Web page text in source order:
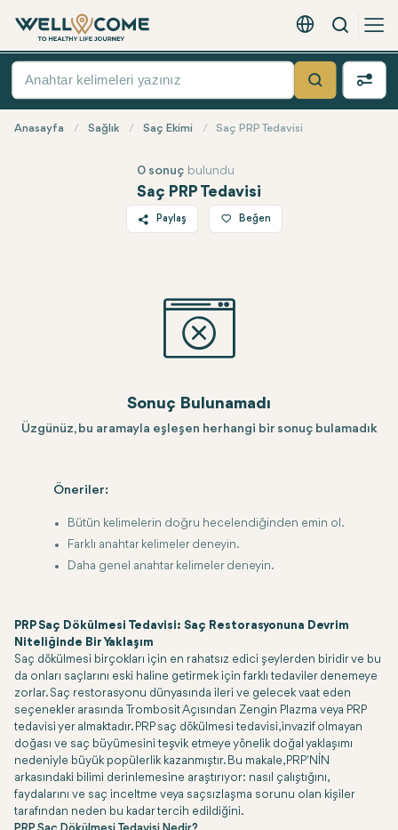
Türkçe - EUR
Arama
Hızlı
Ara
Anasayfa Sağlık Saç Ekimi Saç PRP Tedavisi
Saç PRP Tedavisi
0 sonuç bulundu
Paylaş
WhatsApp
Beğen
Sonuç Bulunamadı
Üzgünüz, bu aramayla eşleşen herhangi bir sonuç bulamadık
Öneriler:
Bütün kelimelerin doğru hecelendiğinden emin ol.
Farklı anahtar kelimeler deneyin.
Daha genel anahtar kelimeler deneyin.
PRP Saç Dökülmesi Tedavisi: Saç Restorasyonuna Devrim
Niteliğinde Bir Yaklaşım
Saç dökülmesi birçokları için en rahatsız edici şeylerden biridir ve bu
da onları saçlarını eski haline getirmek için farklı tedaviler denemeye
zorlar. Saç restorasyonu dünyasında ileri ve gelecek vaat eden
seçenekler arasında Trombosit Açısından Zengin Plazma veya PRP
tedavisi yer almaktadır. PRP saç dökülmesi tedavisi, invazif olmayan
doğası ve saç büyümesini teşvik etmeye yönelik doğal yaklaşımı
nedeniyle büyük popülerlik kazanmıştır. Bu makale, PRP'NİN
arkasındaki bilimi derinlemesine araştırıyor: nasıl çalıştığını,
faydalarını ve saç inceltme veya saçsızlaşma sorunu olan kişiler
tarafından neden bu kadar tercih edildiğini.